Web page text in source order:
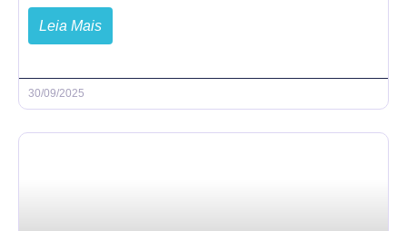
Leia Mais
30/09/2025